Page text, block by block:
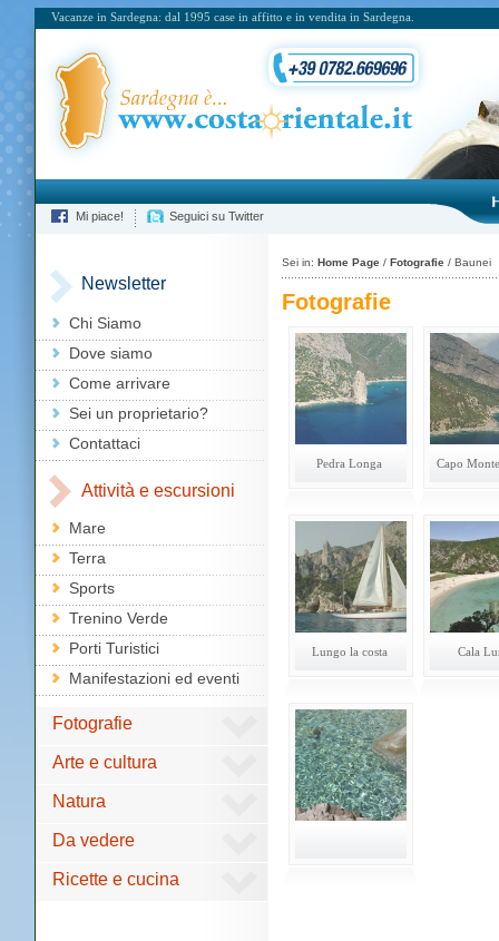
Vacanze in Sardegna: dal 1995 case in affitto e in vendita in Sardegna.
Mi piace! Seguici su Twitter
Newsletter
Chi Siamo
Dove siamo
Come arrivare
Sei un proprietario?
Contattaci
Attività e escursioni
Mare
Terra
Sports
Trenino Verde
Porti Turistici
Manifestazioni ed eventi
Fotografie
Arte e cultura
Natura
Da vedere
Ricette e cucina
Sei in: Home Page / Fotografie / Baunei
Fotografie
Pedra Longa Capo
Lungo la costa Cala